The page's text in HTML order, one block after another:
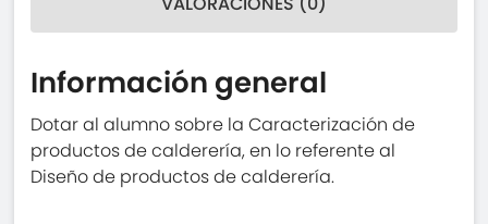
Información general
Dotar al alumno sobre la Caracterización de
productos de calderería, en lo referente al
Diseño de productos de calderería.